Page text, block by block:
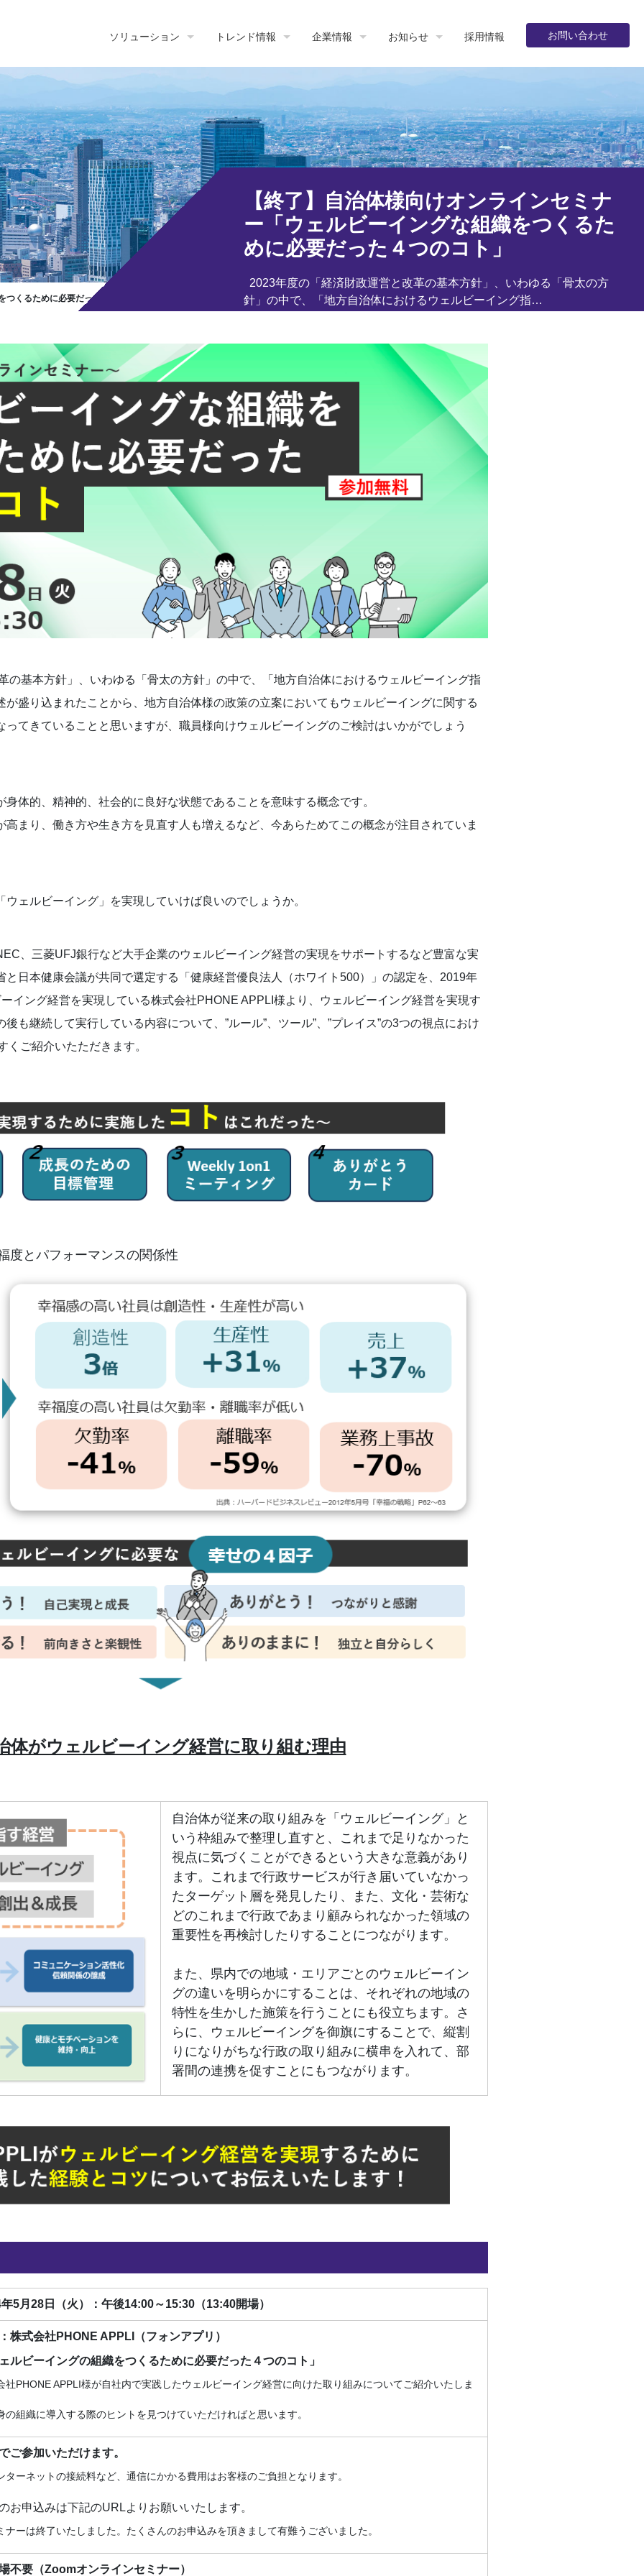
ソリューション トレンド情報 企業情報 お知らせ 採用情報 お問い合わせ
ために必要だった４つのコト」
【終了】自治体様向けオンラインセミナ
ー「ウェルビーイングな組織をつくるた
めに必要だった４つのコト」
2023年度の「経済財政運営と改革の基本方針」、いわゆる「骨太の方
針」の中で、「地方自治体におけるウェルビーイング指…
の基本方針」、いわゆる「骨太の方針」の中で、「地方自治体におけるウェルビーイング指
が盛り込まれたことから、地方自治体様の政策の立案においてもウェルビーイングに関する
てきていることと思いますが、職員様向けウェルビーイングのご検討はいかがでしょう
体的、精神的、社会的に良好な状態であることを意味する概念です。
まり、働き方や生き方を見直す人も増えるなど、今あらためてこの概念が注目されていま
ェルビーイング」を実現していけば良いのでしょうか。
、三菱UFJ銀行など大手企業のウェルビーイング経営の実現をサポートするなど豊富な実
と日本健康会議が共同で選定する「健康経営優良法人（ホワイト500）」の認定を、2019年
イング経営を実現している株式会社PHONE APPLI様より、ウェルビーイング経営を実現す
も継続して実行している内容について、”ルール”、ツール”、”プレイス”の3つの視点におけ
くご紹介いたただきます。
度とパフォーマンスの関係性
体がウェルビーイング経営に取り組む理由
自治体が従来の取り組みを「ウェルビーイング」と
いう枠組みで整理し直すと、これまで足りなかった
視点に気づくことができるという大きな意義があり
ます。これまで行政サービスが行き届いていなかっ
たターゲット層を発見したり、また、文化・芸術な
どのこれまで行政であまり顧みられなかった領域の
重要性を再検討したりすることにつながります。
また、県内での地域・エリアごとのウェルビーイン
グの違いを明らかにすることは、それぞれの地域の
特性を生かした施策を行うことにも役立ちます。さ
らに、ウェルビーイングを御旗にすることで、縦割
りになりがちな行政の取り組みに横串を入れて、部
署間の連携を促すことにもつながります。
5月28日（火）：午後14:00～15:30（13:40開場）
株式会社PHONE APPLI（フォンアプリ）
ルビーイングの組織をつくるために必要だった４つのコト」
社PHONE APPLI様が自社内で実践したウェルビーイング経営に向けた取り組みについてご紹介いたしま
の組織に導入する際のヒントを見つけていただければと思います。
ご参加いただけます。
ーネットの接続料など、通信にかかる費用はお客様のご負担となります。
お申込みは下記のURLよりお願いいたします。
ナーは終了いたしました。たくさんのお申込みを頂きまして有難うございました。
不要（Zoomオンラインセミナー）